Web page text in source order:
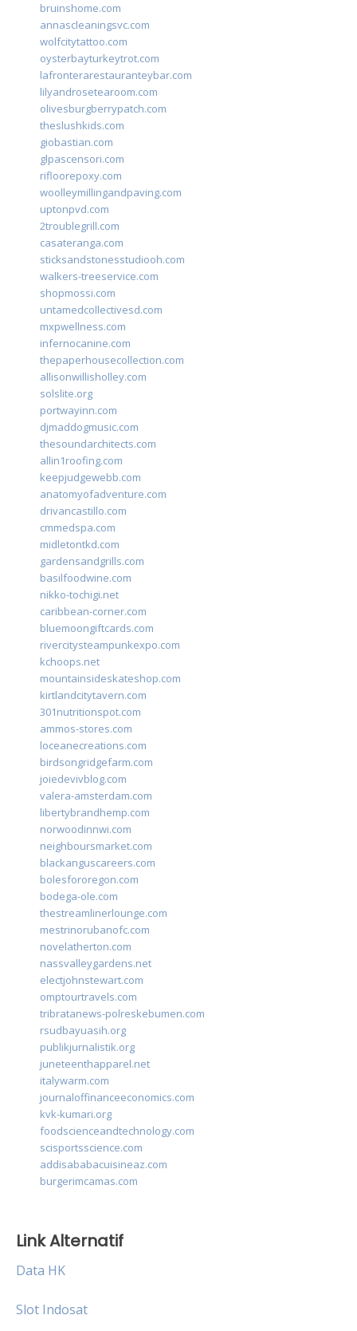
bruinshome.com
annascleaningsvc.com
wolfcitytattoo.com
oysterbayturkeytrot.com
lafronterarestauranteybar.com
lilyandrosetearoom.com
olivesburgberrypatch.com
theslushkids.com
giobastian.com
glpascensori.com
rifloorepoxy.com
woolleymillingandpaving.com
uptonpvd.com
2troublegrill.com
casateranga.com
sticksandstonesstudiooh.com
walkers-treeservice.com
shopmossi.com
untamedcollectivesd.com
mxpwellness.com
infernocanine.com
thepaperhousecollection.com
allisonwillisholley.com
solslite.org
portwayinn.com
djmaddogmusic.com
thesoundarchitects.com
allin1roofing.com
keepjudgewebb.com
anatomyofadventure.com
drivancastillo.com
cmmedspa.com
midletontkd.com
gardensandgrills.com
basilfoodwine.com
nikko-tochigi.net
caribbean-corner.com
bluemoongiftcards.com
rivercitysteampunkexpo.com
kchoops.net
mountainsideskateshop.com
kirtlandcitytavern.com
301nutritionspot.com
ammos-stores.com
loceanecreations.com
birdsongridgefarm.com
joiedevivblog.com
valera-amsterdam.com
libertybrandhemp.com
norwoodinnwi.com
neighboursmarket.com
blackanguscareers.com
bolesfororegon.com
bodega-ole.com
thestreamlinerlounge.com
mestrinorubanofc.com
novelatherton.com
nassvalleygardens.net
electjohnstewart.com
omptourtravels.com
tribratanews-polreskebumen.com
rsudbayuasih.org
publikjurnalistik.org
juneteenthapparel.net
italywarm.com
journaloffinanceeconomics.com
kvk-kumari.org
foodscienceandtechnology.com
scisportsscience.com
addisababacuisineaz.com
burgerimcamas.com
Link Alternatif
Data HK
Slot Indosat